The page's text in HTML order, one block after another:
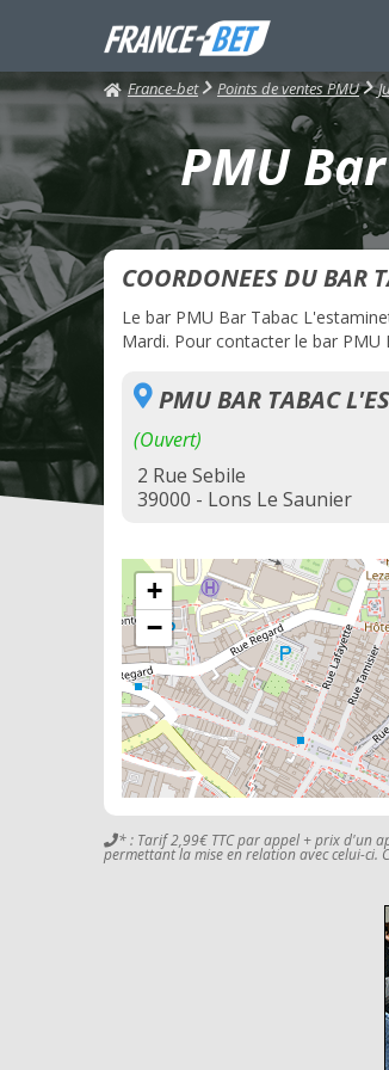
France-bet Points de ventes PMU
PMU
COORDONEES DU BAR
Le bar PMU Bar Tabac
Mardi. Pour contacter le bar
PMU BAR TABAC
(Ouvert)
2 Rue Sebile
39000 - Lons Le Saunier
+
−
* : Tarif 2,99€ TTC par appel + prix d'un
permettant la mise en relation avec celui-ci.